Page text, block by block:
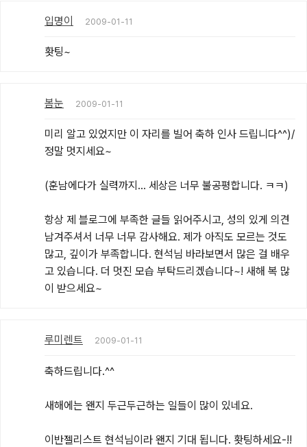
입명이 2009-01-11
홧팅~
봄눈 2009-01-11
미리 알고 있었지만 이 자리를 빌어 축하 인사 드립니다^^)/
정말 멋지세요~
(훈남에다가 실력까지... 세상은 너무 불공평합니다. ㅋㅋ)
항상 제 블로그에 부족한 글들 읽어주시고, 성의 있게 의견
남겨주셔서 너무 너무 감사해요. 제가 아직도 모르는 것도
많고, 깊이가 부족합니다. 현석님 바라보면서 많은 걸 배우
고 있습니다. 더 멋진 모습 부탁드리겠습니다~! 새해 복 많
이 받으세요~
루미렌트 2009-01-11
축하드립니다.^^
새해에는 왠지 두근두근하는 일들이 많이 있네요.
이반젤리스트 현석님이라 왠지 기대 됩니다. 홧팅하세요-!!